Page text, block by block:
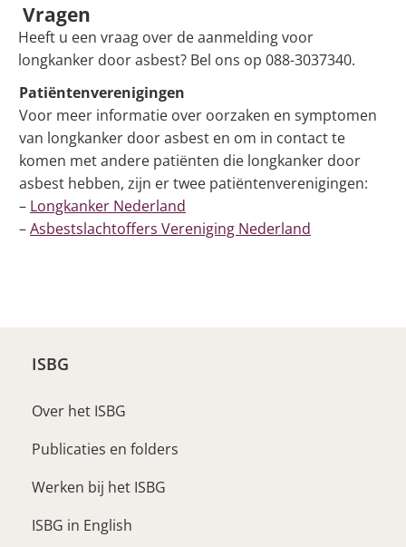
Vragen
Heeft u een vraag over de aanmelding voor
longkanker door asbest? Bel ons op 088-3037340.
Patiëntenverenigingen
Voor meer informatie over oorzaken en symptomen
van longkanker door asbest en om in contact te
komen met andere patiënten die longkanker door
asbest hebben, zijn er twee patiëntenverenigingen:
– Longkanker Nederland
–Asbestslachtoffers Vereniging Nederland
ISBG
Over het ISBG
Publicaties en folders
Werken bij het ISBG
ISBG in English